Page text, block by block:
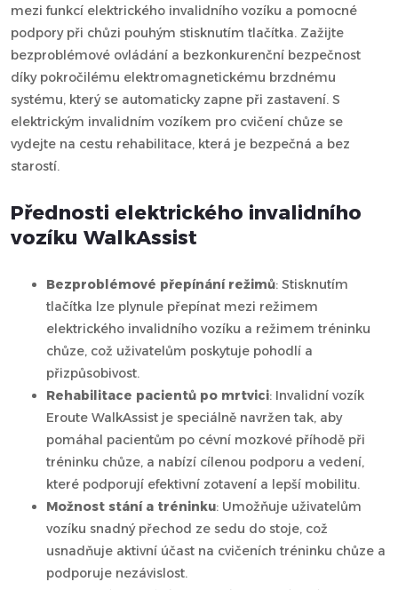
mezi funkcí elektrického invalidního vozíku a pomocné
podpory při chůzi pouhým stisknutím tlačítka. Zažijte
bezproblémové ovládání a bezkonkurenční bezpečnost
díky pokročilému elektromagnetickému brzdnému
systému, který se automaticky zapne při zastavení. S
elektrickým invalidním vozíkem pro cvičení chůze se
vydejte na cestu rehabilitace, která je bezpečná a bez
starostí.
Přednosti elektrického invalidního
vozíku WalkAssist
Bezproblémové přepínání režimů: Stisknutím
tlačítka lze plynule přepínat mezi režimem
elektrického invalidního vozíku a režimem tréninku
chůze, což uživatelům poskytuje pohodlí a
přizpůsobivost.
Rehabilitace pacientů po mrtvici: Invalidní vozík
Eroute WalkAssist je speciálně navržen tak, aby
pomáhal pacientům po cévní mozkové příhodě při
tréninku chůze, a nabízí cílenou podporu a vedení,
které podporují efektivní zotavení a lepší mobilitu.
Možnost stání a tréninku: Umožňuje uživatelům
vozíku snadný přechod ze sedu do stoje, což
usnadňuje aktivní účast na cvičeních tréninku chůze a
podporuje nezávislost.